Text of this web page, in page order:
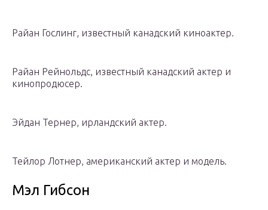
Райан Гослинг, известный канадский киноактер.
Райан Рейнольдс, известный канадский актер и
кинопродюсер.
Эйдан Тернер, ирландский актер.
Тейлор Лотнер, американский актер и модель.
Мэл Гибсон